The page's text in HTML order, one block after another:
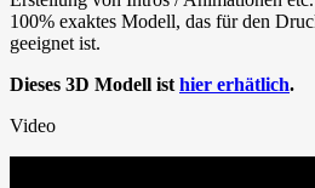
100% exaktes Modell, das für den
geeignet ist.
Dieses 3D Modell ist hier erhätlich.
Video